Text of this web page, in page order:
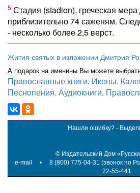
5 Стадия (stadion), греческая
приблизительно 74 саженям.
- несколько более 2,5 верст.
Жития святых в изложении Дмитрия
А подарок на именины Вы можете
Православные книги. Иконы.
Песнопения. Аудиокниги.
Нашли ошибку? -
© Издательский Дом
e-mail
• 8 (800) 775-04-31 (звонок по
22-55-441